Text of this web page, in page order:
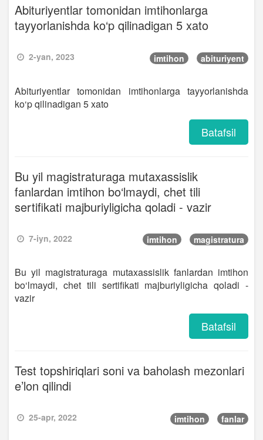
Abituriyentlar tomonidan imtihonlarga
tayyorlanishda ko‘p qilinadigan 5 xato
2-yan, 2023 imtihon abituriyent
Abituriyentlar tomonidan imtihonlarga tayyorlanishda
ko‘p qilinadigan 5 xato
Batafsil
Bu yil magistraturaga mutaxassislik
fanlardan imtihon bo‘lmaydi, chet tili
sertifikati majburiyligicha qoladi - vazir
7-iyn, 2022 imtihon magistratura
Bu yil magistraturaga mutaxassislik fanlardan imtihon
bo‘lmaydi, chet tili sertifikati majburiyligicha qoladi -
vazir
Batafsil
Test topshiriqlari soni va baholash mezonlari
e’lon qilindi
25-apr, 2022 imtihon fanlar